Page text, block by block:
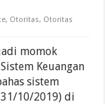
, Otoritas, Otoritas
momok
Keuangan
sistem
10/2019) di